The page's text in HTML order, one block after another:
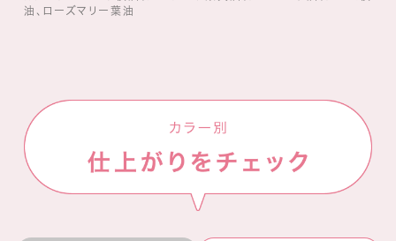
油、ローズマリー葉油